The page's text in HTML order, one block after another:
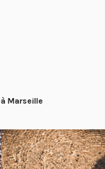
Marseille